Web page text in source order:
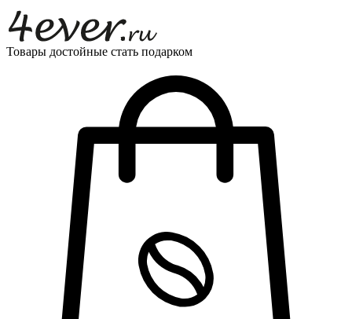
Товары достойные стать подарком